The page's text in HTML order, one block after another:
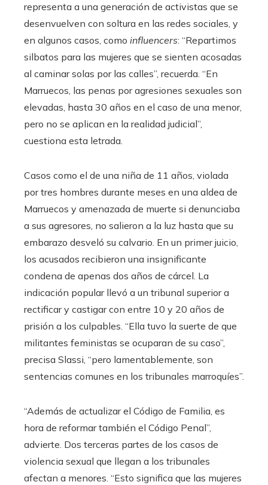
representa a una generación de activistas que se
desenvuelven con soltura en las redes sociales, y
en algunos casos, como influencers: “Repartimos
silbatos para las mujeres que se sienten acosadas
al caminar solas por las calles”, recuerda. “En
Marruecos, las penas por agresiones sexuales son
elevadas, hasta 30 años en el caso de una menor,
pero no se aplican en la realidad judicial”,
cuestiona esta letrada.
Casos como el de una niña de 11 años, violada
por tres hombres durante meses en una aldea de
Marruecos y amenazada de muerte si denunciaba
a sus agresores, no salieron a la luz hasta que su
embarazo desveló su calvario. En un primer juicio,
los acusados recibieron una insignificante
condena de apenas dos años de cárcel. La
indicación popular llevó a un tribunal superior a
rectificar y castigar con entre 10 y 20 años de
prisión a los culpables. “Ella tuvo la suerte de que
militantes feministas se ocuparan de su caso”,
precisa Slassi, “pero lamentablemente, son
sentencias comunes en los tribunales marroquíes”.
“Además de actualizar el Código de Familia, es
hora de reformar también el Código Penal”,
advierte. Dos terceras partes de los casos de
violencia sexual que llegan a los tribunales
afectan a menores. “Esto significa que las mujeres